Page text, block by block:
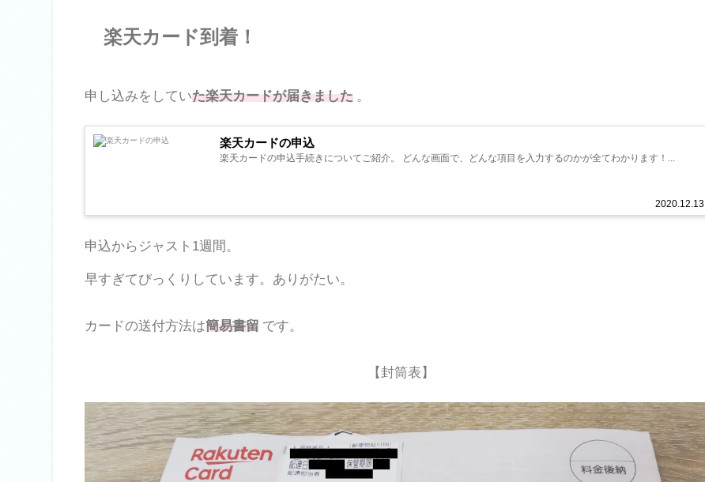
楽天カード到着！
申し込みをしていた楽天カードが届きました
楽天カードの申込
2020.12.13
楽天カードの申込手続きについてご紹介。 どんな画面で、どんな項目を入力するのかが全てわかります！...
申込からジャスト1週間。
早すぎてびっくりしています。ありがたい。
カードの送付方法は簡易書留 です。
【封筒表】